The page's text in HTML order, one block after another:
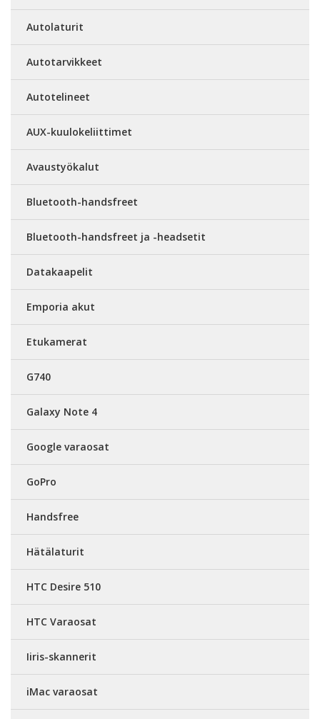
Autolaturit
Autotarvikkeet
Autotelineet
AUX-kuulokeliittimet
Avaustyökalut
Bluetooth-handsfreet
Bluetooth-handsfreet ja -headsetit
Datakaapelit
Emporia akut
Etukamerat
G740
Galaxy Note 4
Google varaosat
GoPro
Handsfree
Hätälaturit
HTC Desire 510
HTC Varaosat
Iiris-skannerit
iMac varaosat